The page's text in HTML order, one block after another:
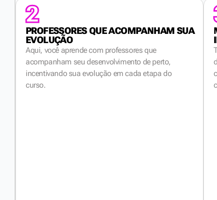
1
AULAS
AO
VIVO
E
INTERATIVAS
Aprenda
2
PROFESSORES QUE ACOMPANHAM SUA
EVOLUÇÃO
Aqui, você aprende com professores que
acompanham seu desenvolvimento de perto,
incentivando sua evolução em cada etapa do
curso.